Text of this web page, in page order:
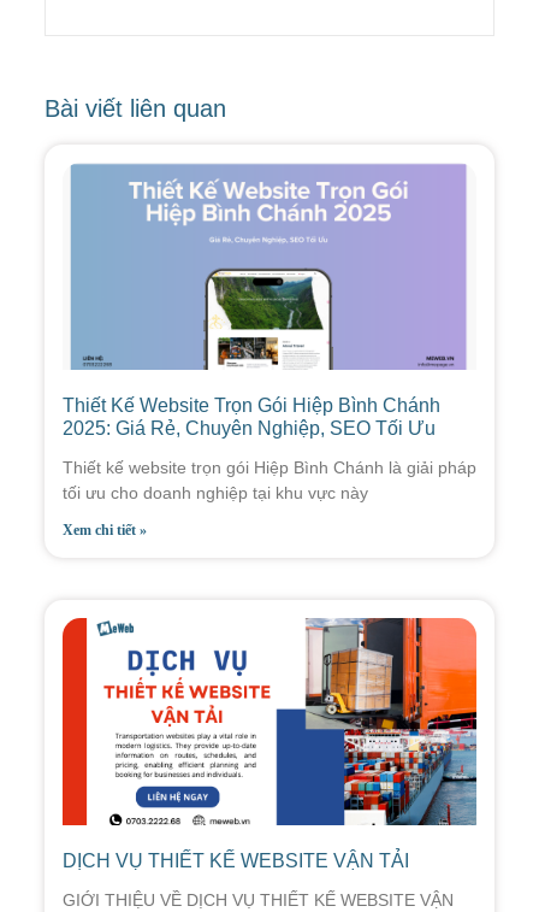
Bài viết liên quan
Thiết Kế Website Trọn Gói Hiệp Bình Chánh
2025: Giá Rẻ, Chuyên Nghiệp, SEO Tối Ưu
Thiết kế website trọn gói Hiệp Bình Chánh là giải pháp
tối ưu cho doanh nghiệp tại khu vực này
Xem chi tiết »
DỊCH VỤ THIẾT KẾ WEBSITE VẬN TẢI
GIỚI THIỆU VỀ DỊCH VỤ THIẾT KẾ WEBSITE VẬN